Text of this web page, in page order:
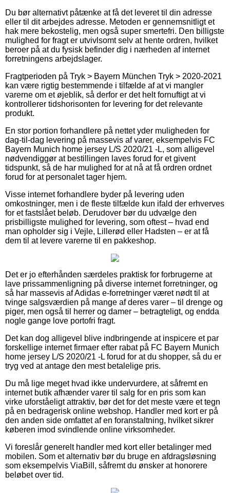
Du bør alternativt påtænke at få det leveret til din adresse
eller til dit arbejdes adresse. Metoden er gennemsnitligt et
hak mere bekostelig, men også super smertefri. Den billigste
mulighed for fragt er utvivlsomt selv at hente ordren, hvilket
beroer på at du fysisk befinder dig i nærheden af internet
forretningens arbejdslager.
Fragtperioden på Tryk > Bayern München Tryk > 2020-2021
kan være rigtig bestemmende i tilfælde af at vi mangler
varerne om et øjeblik, så derfor er det helt fornuftigt at vi
kontrollerer tidshorisonten for levering for det relevante
produkt.
En stor portion forhandlere på nettet yder muligheden for
dag-til-dag levering på massevis af varer, eksempelvis FC
Bayern Munich home jersey L/S 2020/21 -L, som alligevel
nødvendiggør at bestillingen laves forud for et givent
tidspunkt, så de har mulighed for at nå at få ordren ordnet
forud for at personalet tager hjem.
Visse internet forhandlere byder på levering uden
omkostninger, men i de fleste tilfælde kun ifald der erhverves
for et fastslået beløb. Derudover bør du udvælge den
prisbilligste mulighed for levering, som oftest – hvad end
man opholder sig i Vejle, Lillerød eller Hadsten – er at få
dem til at levere varerne til en pakkeshop.
Det er jo efterhånden særdeles praktisk for forbrugerne at
lave prissammenligning på diverse internet forretninger, og
så har massevis af Adidas e-forretninger været nødt til at
tvinge salgsværdien på mange af deres varer – til drenge og
piger, men også til herrer og damer – betragteligt, og endda
nogle gange love portofri fragt.
Det kan dog alligevel blive indbringende at inspicere et par
forskellige internet firmaer efter rabat på FC Bayern Munich
home jersey L/S 2020/21 -L forud for at du shopper, så du er
tryg ved at antage den mest betalelige pris.
Du må lige meget hvad ikke undervurdere, at såfremt en
internet butik afhænder varer til salg for en pris som kan
virke uforståeligt attraktiv, bør det for det meste være et tegn
på en bedragerisk online webshop. Handler med kort er på
den anden side omfattet af en foranstaltning, hvilket sikrer
køberen imod svindlende online virksomheder.
Vi foreslår generelt handler med kort eller betalinger med
mobilen. Som et alternativ bør du bruge en afdragsløsning
som eksempelvis ViaBill, såfremt du ønsker at honorere
beløbet over tid.